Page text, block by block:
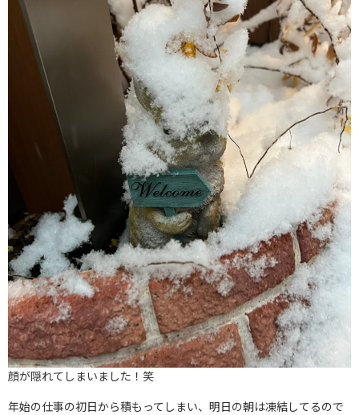
顔が隠れてしまいました！笑
年始の仕事の初日から積もってしまい、明日の朝は凍結してるので